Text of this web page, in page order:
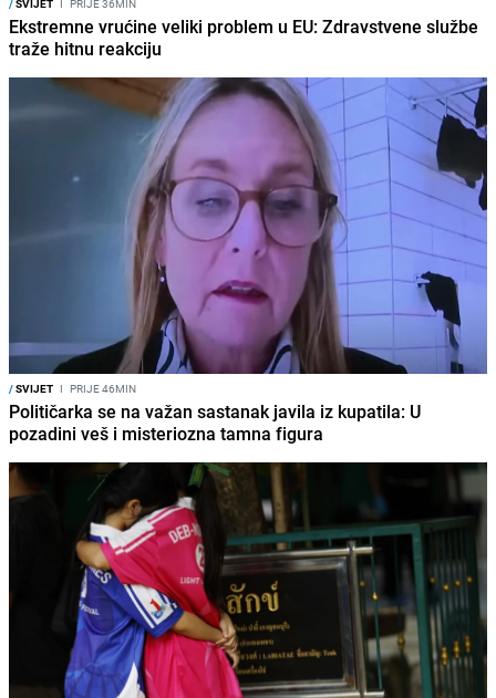
/SVIJET I PRIJE 36MIN
Ekstremne vrućine veliki problem u EU: Zdravstvene službe
traže hitnu reakciju
/SVIJET I PRIJE 46MIN
Političarka se na važan sastanak javila iz kupatila: U
pozadini veš i misteriozna tamna figura